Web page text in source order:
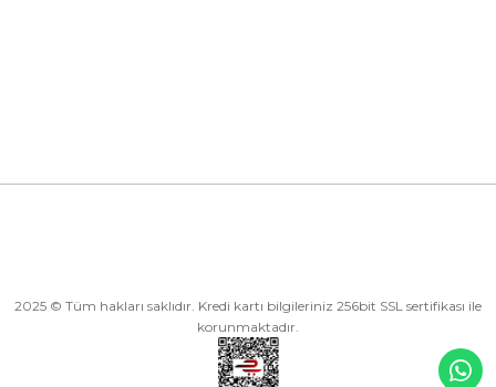
2025 © Tüm hakları saklıdır. Kredi kartı bilgileriniz 256bit SSL sertifikası ile
korunmaktadır.